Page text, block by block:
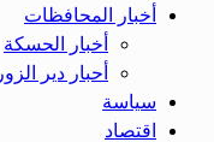
أخبار المحافظات
أخبار الحسكة
أحبار دير الزور
سياسة
اقتصاد